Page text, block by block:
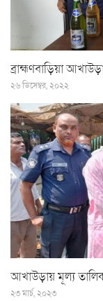
ব্রাহ্মণবাড়িয়া
২৬ ডিসেম্বর, ২০২২
আখাউড়ায় মূল্য
২৩ মার্চ, ২০২৩